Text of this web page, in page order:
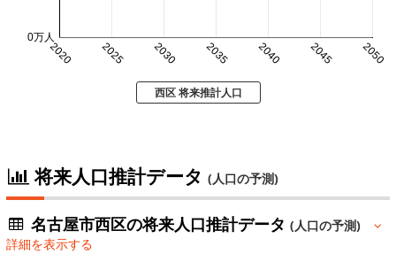
2020 2025 2030 2035 2040 2045 2050
0万人
西区 将来推計人口
将来人口推計データ (人口の予測)
名古屋市西区の将来人口推計データ(人口の予測)
詳細を表示する